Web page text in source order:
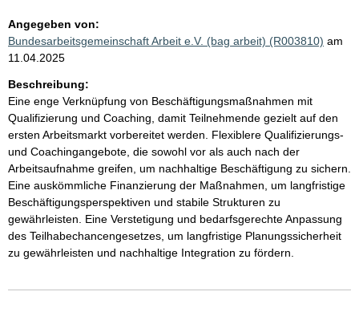
Angegeben von:
Bundesarbeitsgemeinschaft Arbeit e.V. (bag arbeit) (R003810) am
11.04.2025
Beschreibung:
Eine enge Verknüpfung von Beschäftigungsmaßnahmen mit
Qualifizierung und Coaching, damit Teilnehmende gezielt auf den
ersten Arbeitsmarkt vorbereitet werden. Flexiblere Qualifizierungs-
und Coachingangebote, die sowohl vor als auch nach der
Arbeitsaufnahme greifen, um nachhaltige Beschäftigung zu sichern.
Eine auskömmliche Finanzierung der Maßnahmen, um langfristige
Beschäftigungsperspektiven und stabile Strukturen zu
gewährleisten. Eine Verstetigung und bedarfsgerechte Anpassung
des Teilhabechancengesetzes, um langfristige Planungssicherheit
zu gewährleisten und nachhaltige Integration zu fördern.